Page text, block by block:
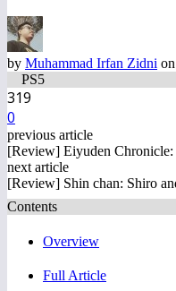
by Muhammad Irfan Zidni
PS5
319
0
previous article
[Review] Eiyuden Chronicle:
next article
[Review] Shin chan: Shiro
Contents
Overview
Full Article